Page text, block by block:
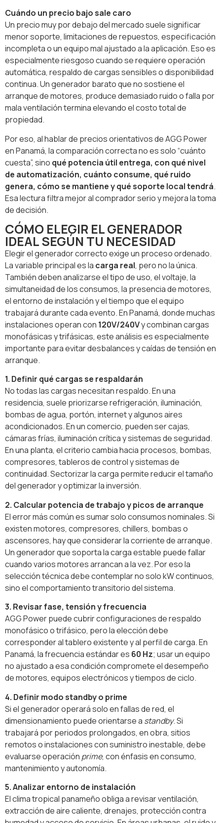
Cuándo un precio bajo sale caro
Un precio muy por debajo del mercado suele significar
menor soporte, limitaciones de repuestos, especificación
incompleta o un equipo mal ajustado a la aplicación. Eso es
especialmente riesgoso cuando se requiere operación
automática, respaldo de cargas sensibles o disponibilidad
continua. Un generador barato que no sostiene el
arranque de motores, produce demasiado ruido o falla por
mala ventilación termina elevando el costo total de
propiedad.
Por eso, al hablar de precios orientativos de AGG Power
en Panamá, la comparación correcta no es solo “cuánto
cuesta”, sino qué potencia útil entrega, con qué nivel
de automatización, cuánto consume, qué ruido
genera, cómo se mantiene y qué soporte local tendrá.
Esa lectura filtra mejor al comprador serio y mejora la toma
de decisión.
CÓMO ELEGIR EL GENERADOR
IDEAL SEGÚN TU NECESIDAD
Elegir el generador correcto exige un proceso ordenado.
La variable principal es la carga real, pero no la única.
También deben analizarse el tipo de uso, el voltaje, la
simultaneidad de los consumos, la presencia de motores,
el entorno de instalación y el tiempo que el equipo
trabajará durante cada evento. En Panamá, donde muchas
instalaciones operan con 120V/240Vy combinan cargas
monofásicas y trifásicas, este análisis es especialmente
importante para evitar desbalances y caídas de tensión en
arranque.
1. Definir qué cargas se respaldarán
No todas las cargas necesitan respaldo. En una
residencia, suele priorizarse refrigeración, iluminación,
bombas de agua, portón, internet y algunos aires
acondicionados. En un comercio, pueden ser cajas,
cámaras frías, iluminación crítica y sistemas de seguridad.
En una planta, el criterio cambia hacia procesos, bombas,
compresores, tableros de control y sistemas de
continuidad. Sectorizar la carga permite reducir el tamaño
del generador y optimizar la inversión.
2. Calcular potencia de trabajo y picos de arranque
El error más común es sumar solo consumos nominales. Si
existen motores, compresores, chillers, bombas o
ascensores, hay que considerar la corriente de arranque.
Un generador que soporta la carga estable puede fallar
cuando varios motores arrancan a la vez. Por eso la
selección técnica debe contemplar no solo kW continuos,
sino el comportamiento transitorio del sistema.
3. Revisar fase, tensión y frecuencia
AGG Power puede cubrir configuraciones de respaldo
monofásico o trifásico, pero la elección debe
corresponder al tablero existente y al perfil de carga. En
Panamá, la frecuencia estándar es 60 Hz; usar un equipo
no ajustado a esa condición compromete el desempeño
de motores, equipos electrónicos y tiempos de ciclo.
4. Definir modo standby o prime
Si el generador operará solo en fallas de red, el
dimensionamiento puede orientarse a standby. Si
trabajará por periodos prolongados, en obra, sitios
remotos o instalaciones con suministro inestable, debe
evaluarse operación prime, con énfasis en consumo,
mantenimiento y autonomía.
5. Analizar entorno de instalación
El clima tropical panameño obliga a revisar ventilación,
extracción de aire caliente, drenajes, protección contra